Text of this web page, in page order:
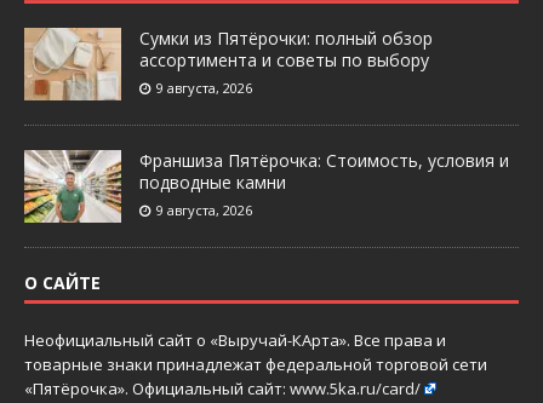
Сумки из Пятёрочки: полный обзор
ассортимента и советы по выбору
9 августа, 2026
Франшиза Пятёрочка: Стоимость, условия и
подводные камни
9 августа, 2026
О САЙТЕ
Неофициальный сайт о «Выручай-КАрта». Все права и
товарные знаки принадлежат федеральной торговой сети
«Пятёрочка». Официальный сайт: www.5ka.ru/card/